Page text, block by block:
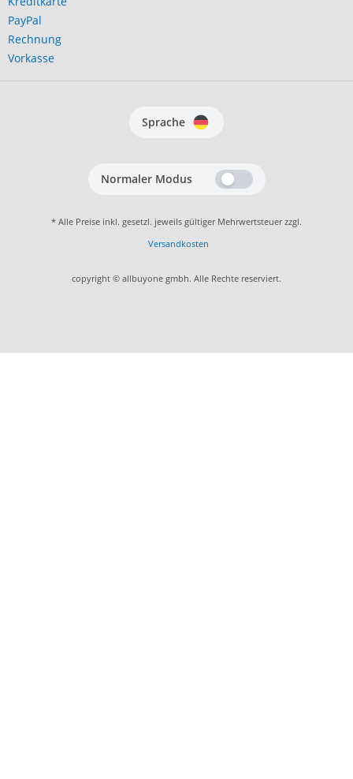
PayPal
Rechnung
Vorkasse
Sprache
Normaler Modus
* Alle Preise inkl. gesetzl. jeweils gültiger Mehrwertsteuer zzgl.
Versandkosten
copyright © allbuyone gmbh. Alle Rechte reserviert.